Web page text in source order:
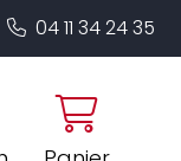
04 11 34 24 35